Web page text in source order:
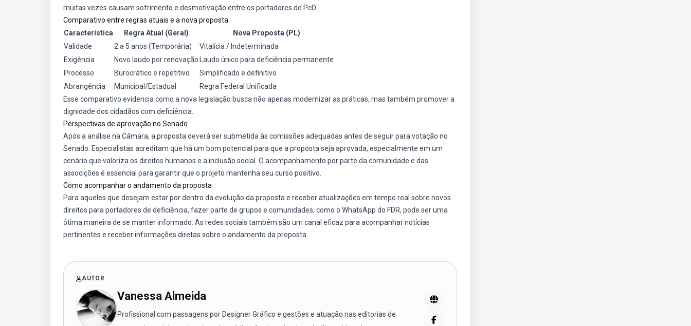
muitas vezes causam sofrimento e desmotivação entre os portadores de PcD.
Comparativo entre regras atuais e a nova proposta
Característica
Regra Atual (Geral)
Nova Proposta (PL)
Validade
2 a 5 anos (Temporária)
Vitalícia / Indeterminada
Exigência
Novo laudo por renovação
Laudo único para deficiência permanente
Processo
Burocrático e repetitivo
Simplificado e definitivo
Abrangência
Municipal/Estadual
Regra Federal Unificada
Esse comparativo evidencia como a nova legislação busca não apenas modernizar as práticas, mas também promover a
dignidade dos cidadãos com deficiência.
Perspectivas de aprovação no Senado
Após a análise na Câmara, a proposta deverá ser submetida às comissões adequadas antes de seguir para votação no
Senado. Especialistas acreditam que há um bom potencial para que a proposta seja aprovada, especialmente em um
cenário que valoriza os direitos humanos e a inclusão social. O acompanhamento por parte da comunidade e das
associções é essencial para garantir que o projeto mantenha seu curso positivo.
Como acompanhar o andamento da proposta
Para aqueles que desejam estar por dentro da evolução da proposta e receber atualizações em tempo real sobre novos
direitos para portadores de deficiência, fazer parte de grupos e comunidades, como o WhatsApp do FDR, pode ser uma
ótima maneira de se manter informado. As redes sociais também são um canal eficaz para acompanhar notícias
pertinentes e receber informações diretas sobre o andamento da proposta.
AUTOR
Vanessa Almeida
Profissional com passagens por Designer Gráfico e gestões e atuação nas editorias de